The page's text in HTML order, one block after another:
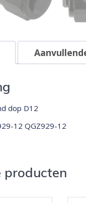
dop D12
12 QGZ929-12
producten